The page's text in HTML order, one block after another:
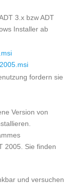
3.x bzw ADT
Installer ab
fordern sie
Version von
2005. Sie finden
und versuchen